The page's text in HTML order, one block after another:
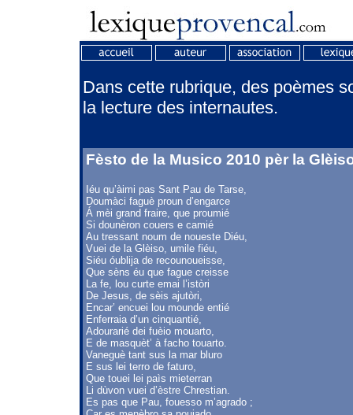
Dans cette rubrique, des poèmes
la lecture des internautes.
Fèsto de la Musico 2010 pèr la
Iéu qu’àimi pas Sant Pau de Tarse,
Doumàci faguè proun d’engarce
Á mèi grand fraire, que proumié
Si dounèron couers e camié
Au tressant noum de noueste Diéu,
Vuei de la Glèiso, umile fiéu,
Siéu óublija de recounoueisse,
Que sèns éu que fague creisse
La fe, lou curte emai l’istòri
De Jesus, de sèis ajutòri,
Encar’ encuei lou mounde entié
Enferraia d’un cinquantié,
Adourarié dei fuèio mouarto,
E de masquèt’ à facho touarto.
Vaneguè tant sus la mar bluro
E sus lei terro de faturo,
Que touei lei paìs mieterran
Li dùvon vuei d’èstre Chrestian.
Es pas que Pau, fouesso m’agrado ;